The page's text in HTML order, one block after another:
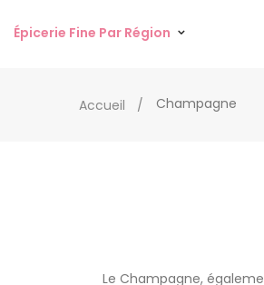
Épicerie Fine Par Région
Accueil Champagne
Le Champagne,